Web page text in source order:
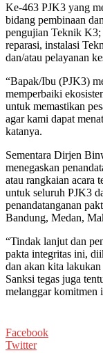
Ke-463 PJK3 yang
bidang pembinaan
pengujian Teknik K3;
reparasi, instalasi
dan/atau pelayanan
“Bapak/Ibu (PJK3)
memperbaiki
untuk memastikan
agar kami dapat
katanya.
Sementara Dirjen
menegaskan
atau rangkaian acara
untuk seluruh PJK3
penandatanganan
Bandung, Medan,
“Tindak lanjut dan
pakta integritas ini,
dan akan kita lakukan
Sanksi tegas juga
melanggar komitmen
Facebook
Twitter